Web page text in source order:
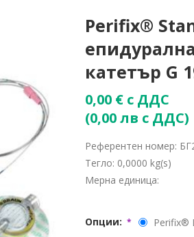
Perifix®
катетър G
0,00 € с ДДС
(0,00 лв с ДДС)
Референтен номер:
Тегло: 0,0000 kg(s)
Мерна единица:
Опции: *
Perifix®